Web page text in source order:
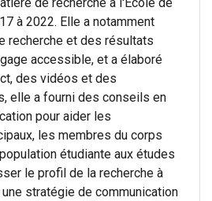
de recherche à l'École de
à 2022. Elle a notamment
recherche et des résultats
accessible, et a élaboré
des vidéos et des
elle a fourni des conseils en
pour aider les
les membres du corps
étudiante aux études
le profil de la recherche à
stratégie de communication